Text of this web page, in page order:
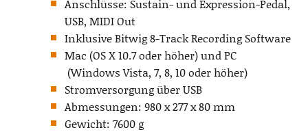
Anschlüsse: Sustain- und Expression-Pedal,
USB, MIDI Out
Inklusive Bitwig 8-Track Recording Software
Mac (OS X 10.7 oder höher) und PC
(Windows Vista, 7, 8, 10 oder höher)
Stromversorgung über USB
Abmessungen: 980 x 277 x 80 mm
Gewicht: 7600 g